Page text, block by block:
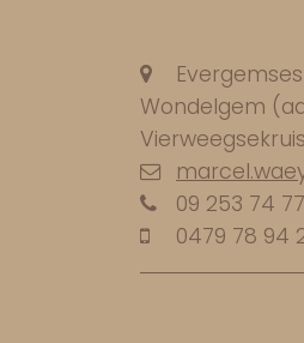
Wondelgem
09 253 74 77
0479 78 94